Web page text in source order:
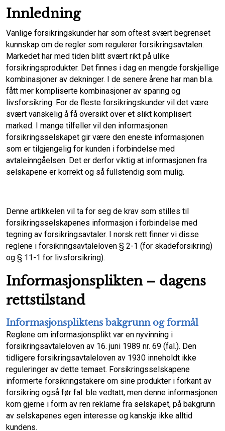
e
b
o
o
k
n
t
i
l
k
e
d
I
n
Innledning
Vanlige forsikringskunder har som oftest svært begrenset
kunnskap om de regler som regulerer forsikringsavtalen.
Markedet har med tiden blitt svært rikt på ulike
forsikringsprodukter. Det finnes i dag en mengde forskjellige
kombinasjoner av dekninger. I de senere årene har man bl.a.
fått mer kompliserte kombinasjoner av sparing og
livsforsikring. For de fleste forsikringskunder vil det være
svært vanskelig å få oversikt over et slikt komplisert
marked. I mange tilfeller vil den informasjonen
forsikringsselskapet gir være den eneste informasjonen
som er tilgjengelig for kunden i forbindelse med
avtaleinngåelsen. Det er derfor viktig at informasjonen fra
selskapene er korrekt og så fullstendig som mulig.
Denne artikkelen vil ta for seg de krav som stilles til
forsikringsselskapenes informasjon i forbindelse med
tegning av forsikringsavtaler. I norsk rett finner vi disse
reglene i forsikringsavtaleloven § 2-1 (for skadeforsikring)
og § 11-1 for livsforsikring).
Informasjonsplikten – dagens
rettstilstand
Informasjonspliktens bakgrunn og formål
Reglene om informasjonsplikt var en nyvinning i
forsikringsavtaleloven av 16. juni 1989 nr. 69 (fal.). Den
tidligere forsikringsavtaleloven av 1930 inneholdt ikke
reguleringer av dette temaet. Forsikringsselskapene
informerte forsikringstakere om sine produkter i forkant av
forsikring også før fal. ble vedtatt, men denne informasjonen
kom gjerne i form av ren reklame fra selskapet, på bakgrunn
av selskapenes egen interesse og kanskje ikke alltid
kundens.